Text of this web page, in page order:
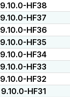
9.10.0-HF38
9.10.0-HF37
9.10.0-HF36
9.10.0-HF35
9.10.0-HF34
9.10.0-HF33
9.10.0-HF32
9.10.0-HF31